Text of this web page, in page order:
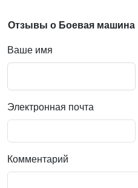
Отзывы о Боевая машина
Ваше имя
Электронная почта
Комментарий